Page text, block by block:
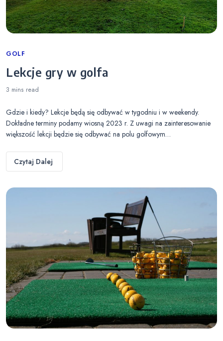
Categories
GOLF
Lekcje gry w golfa
3 mins read
Gdzie i kiedy? Lekcje będą się odbywać w tygodniu i w weekendy.
Dokładne terminy podamy wiosną 2023 r. Z uwagi na zainteresowanie
większość lekcji będzie się odbywać na polu golfowym…
Czytaj Dalej